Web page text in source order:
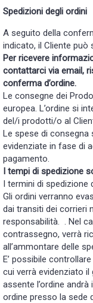
Spedizioni degli ordini
A seguito della
indicato, il Cliente può
Per ricevere
contattarci via email,
conferma d’ordine.
Le consegne dei
europea. L’ordine si
del/i prodotti/o al
Le spese di consegna
evidenziate in fase di
pagamento.
I tempi di spedizione
I termini di spedizione
Gli ordini verranno
dai transiti dei corrieri
responsabilità. . Nel
contrassegno, verrà
all’ammontare delle
E’ possibile
cui verrà evidenziato
assente l’ordine
ordine presso la sede